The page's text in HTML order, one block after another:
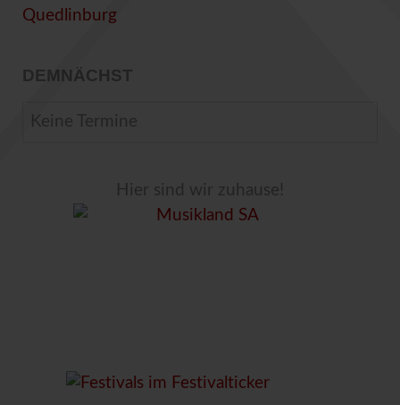
DEMNÄCHST
Keine Termine
Hier sind wir zuhause!